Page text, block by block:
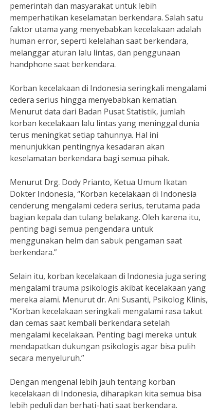
pemerintah dan masyarakat untuk lebih
memperhatikan keselamatan berkendara. Salah satu
faktor utama yang menyebabkan kecelakaan adalah
human error, seperti kelelahan saat berkendara,
melanggar aturan lalu lintas, dan penggunaan
handphone saat berkendara.
Korban kecelakaan di Indonesia seringkali mengalami
cedera serius hingga menyebabkan kematian.
Menurut data dari Badan Pusat Statistik, jumlah
korban kecelakaan lalu lintas yang meninggal dunia
terus meningkat setiap tahunnya. Hal ini
menunjukkan pentingnya kesadaran akan
keselamatan berkendara bagi semua pihak.
Menurut Drg. Dody Prianto, Ketua Umum Ikatan
Dokter Indonesia, “Korban kecelakaan di Indonesia
cenderung mengalami cedera serius, terutama pada
bagian kepala dan tulang belakang. Oleh karena itu,
penting bagi semua pengendara untuk
menggunakan helm dan sabuk pengaman saat
berkendara.”
Selain itu, korban kecelakaan di Indonesia juga sering
mengalami trauma psikologis akibat kecelakaan yang
mereka alami. Menurut dr. Ani Susanti, Psikolog Klinis,
“Korban kecelakaan seringkali mengalami rasa takut
dan cemas saat kembali berkendara setelah
mengalami kecelakaan. Penting bagi mereka untuk
mendapatkan dukungan psikologis agar bisa pulih
secara menyeluruh.”
Dengan mengenal lebih jauh tentang korban
kecelakaan di Indonesia, diharapkan kita semua bisa
lebih peduli dan berhati-hati saat berkendara.